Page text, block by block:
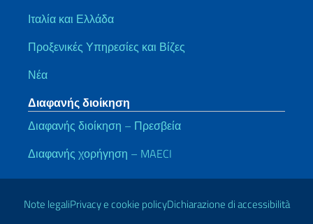
Ιταλία και Ελλάδα
Προξενικές Υπηρεσίες και Βίζες
Νέα
Διαφανής διοίκηση
Διαφανής διοίκηση – Πρεσβεία
Διαφανής χορήγηση – MAECI
Χρήσιμοι σύνδεσμοι
Note legaliPrivacy e cookie policyDichiarazione di accessibilità